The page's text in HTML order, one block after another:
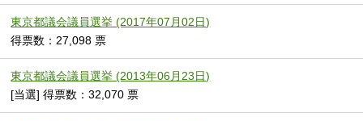
東京都議会議員選挙 (2017年07月02日)
得票数：27,098 票
東京都議会議員選挙 (2013年06月23日)
[当選] 得票数：32,070 票